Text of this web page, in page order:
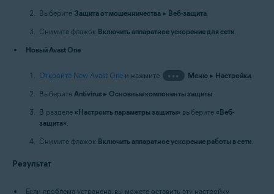
Выберите Защита от мошенничества ▸ Веб-защита.
Снимите флажок Включить аппаратное ускорение для сети.
Новый Avast One
Откройте New Avast One и нажмите ••• Меню▸ Настройки.
Выберите Antivirus ▸ Основные компоненты защиты.
В разделе «Настроить параметры защиты» выберите «Веб-
защита».
Снимите флажок Включить аппаратное ускорение работы в сети.
Результат
Если проблема устранена, вы можете оставить эту настройку